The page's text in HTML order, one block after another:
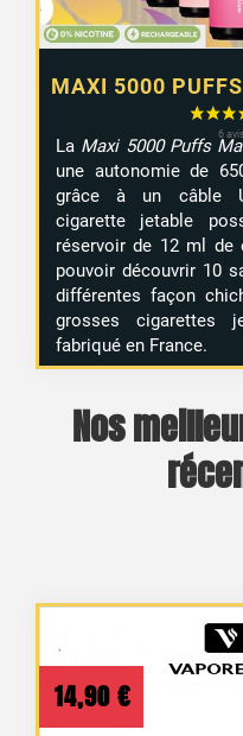
MAXI 5000
La Maxi 5000 Puffs
une autonomie de
grâce à un câble
cigarette jetable
réservoir de 12 ml de
pouvoir découvrir 10
différentes façon
grosses cigarettes
fabriqué en France.
Nos
14,90 €